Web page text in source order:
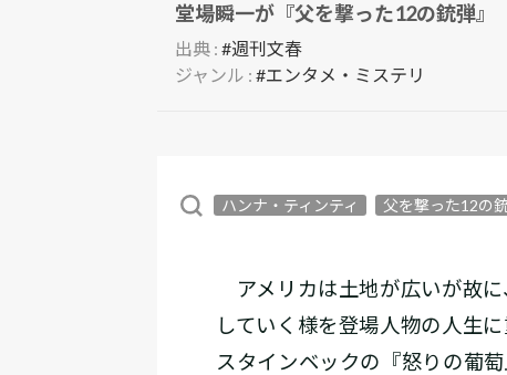
堂場瞬一が『父を撃った12の銃弾』
出典 : #週刊文春
ジャンル : #エンタメ・ミステリ
ハンナ・ティンティ 父を撃った12の
アメリカは土地が広いが故
していく様を登場人物の人生
スタインベックの『怒りの葡